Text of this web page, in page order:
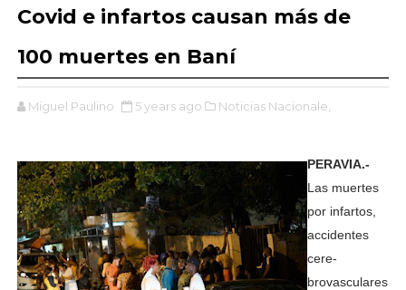
Covid e infartos causan más de
100 muertes en Baní
Miguel Paulino 5 years ago Noticias Nacionale,
PERAVIA.-
Las muertes
por infartos,
acci­dentes
cere­
brovasculares